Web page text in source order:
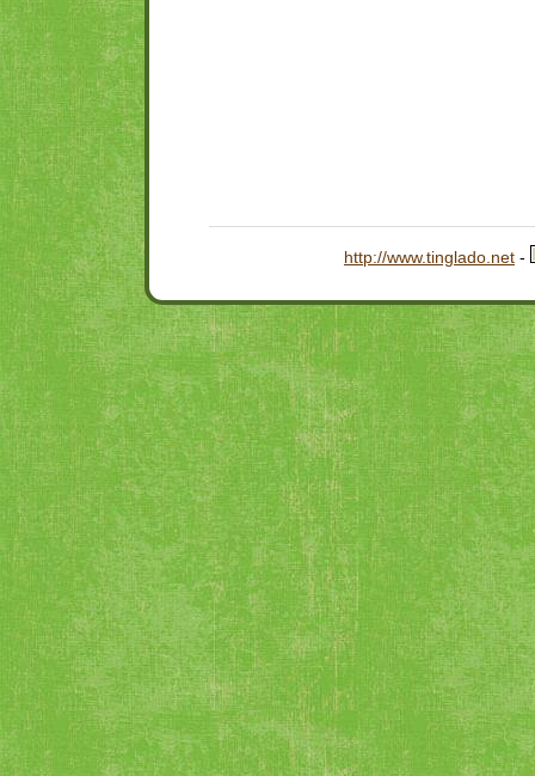
http://www.tinglado.net -